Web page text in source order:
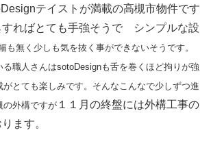
テイストが満載の高槻市物件です
すればとても手強そうで シンプルな設
も無く少しも気を抜く事ができないそうです。
職人さんはsotoDesignも舌を巻くほど拘りが強
がとても楽しみです。そんなこんなで少しずつ進
の外構ですが １１月の終盤には外構工事の
ます。